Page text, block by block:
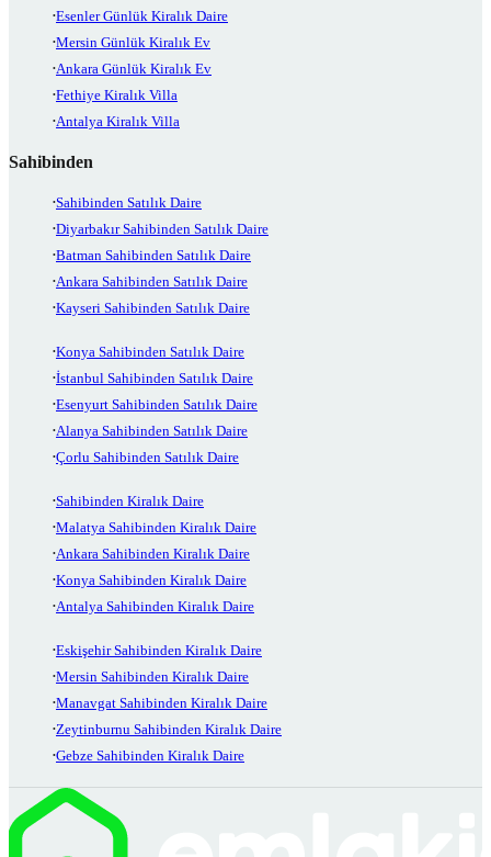
Esenler Günlük Kiralık Daire
Mersin Günlük Kiralık Ev
Ankara Günlük Kiralık Ev
Fethiye Kiralık Villa
Antalya Kiralık Villa
Sahibinden
Sahibinden Satılık Daire
Diyarbakır Sahibinden Satılık Daire
Batman Sahibinden Satılık Daire
Ankara Sahibinden Satılık Daire
Kayseri Sahibinden Satılık Daire
Konya Sahibinden Satılık Daire
İstanbul Sahibinden Satılık Daire
Esenyurt Sahibinden Satılık Daire
Alanya Sahibinden Satılık Daire
Çorlu Sahibinden Satılık Daire
Sahibinden Kiralık Daire
Malatya Sahibinden Kiralık Daire
Ankara Sahibinden Kiralık Daire
Konya Sahibinden Kiralık Daire
Antalya Sahibinden Kiralık Daire
Eskişehir Sahibinden Kiralık Daire
Mersin Sahibinden Kiralık Daire
Manavgat Sahibinden Kiralık Daire
Zeytinburnu Sahibinden Kiralık Daire
Gebze Sahibinden Kiralık Daire